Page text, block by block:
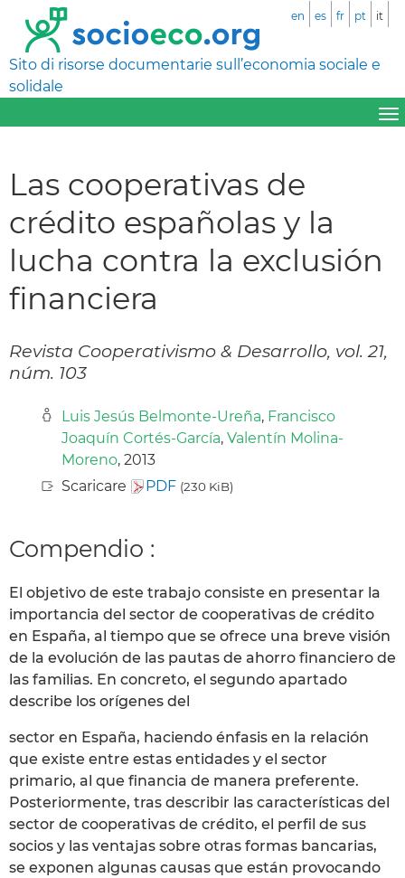
Sito di risorse documentarie sull’economia sociale e
solidale
en es fr pt it
Las cooperativas de
crédito españolas y la
lucha contra la exclusión
financiera
Revista Cooperativismo & Desarrollo, vol. 21,
núm. 103
Luis Jesús Belmonte-Ureña, Francisco
Joaquín Cortés-García, Valentín Molina-
Moreno, 2013
Scaricare
PDF (230 KiB)
Compendio :
El objetivo de este trabajo consiste en presentar la
importancia del sector de cooperativas de crédito
en España, al tiempo que se ofrece una breve visión
de la evolución de las pautas de ahorro financiero de
las familias. En concreto, el segundo apartado
describe los orígenes del
sector en España, haciendo énfasis en la relación
que existe entre estas entidades y el sector
primario, al que financia de manera preferente.
Posteriormente, tras describir las características del
sector de cooperativas de crédito, el perfil de sus
socios y las ventajas sobre otras formas bancarias,
se exponen algunas causas que están provocando